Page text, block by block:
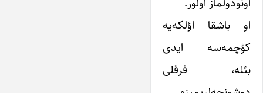
او باشقا اؤلکه‌یه
کؤچمه‌سه ایدی
بئله، فرقلی